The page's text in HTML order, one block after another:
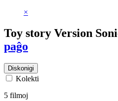
×
Toy story Version
paĝo
Diskonigi
Kolekti
5 filmoj